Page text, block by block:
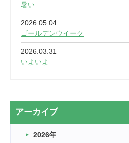
暑い
2026.05.04
ゴールデンウイーク
2026.03.31
いよいよ
2026.03.20
なぎなた
2026.03.16
アーカイブ
2026年